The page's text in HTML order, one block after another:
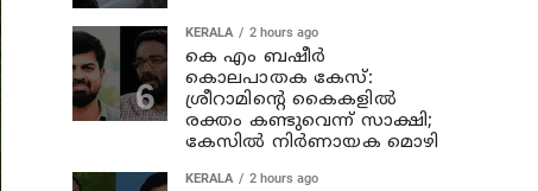
KERALA 2 hours ago
കെ എം ബഷീര്‍
കൊലപാതക കേസ്:
ശ്രീറാമിന്റെ കൈകളില്‍
രക്തം കണ്ടുവെന്ന് സാക്ഷി;
കേസില്‍ നിര്‍ണായക മൊഴി
KERALA 2 hours ago